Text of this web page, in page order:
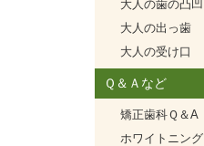
大人の歯の凸凹
大人の出っ歯
大人の受け口
Ｑ＆Ａなど
矯正歯科Ｑ＆A
ホワイトニング